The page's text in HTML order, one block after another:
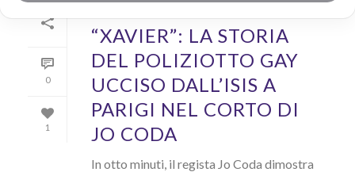
0
1
“XAVIER”: LA STORIA
DEL POLIZIOTTO GAY
UCCISO DALL’ISIS A
PARIGI NEL CORTO DI
JO CODA
In otto minuti, il regista Jo Coda dimostra